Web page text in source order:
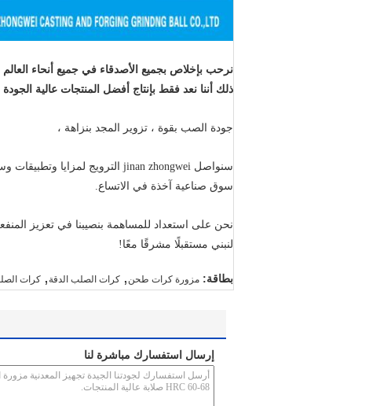
ذلك أننا نعد فقط بإنتاج أفضل المنتجات عالية الجودة
جودة الصب بقوة ، تزوير المجد بنزاهة ،
سنواصل jinan zhongwei الترويج لمزايا وتطبيقات وسائط الطحن لدينا إلى
سوق صناعية آخذة في الاتساع.
نحن على استعداد للمساهمة بنصيبنا في تعزيز المنفعة
لنبني مستقبلًا مشرقًا معًا!
بطاقة: مزورة كرات طحن , كرات الصلب الدقة , كرات
إرسال استفسارك مباشرة لنا